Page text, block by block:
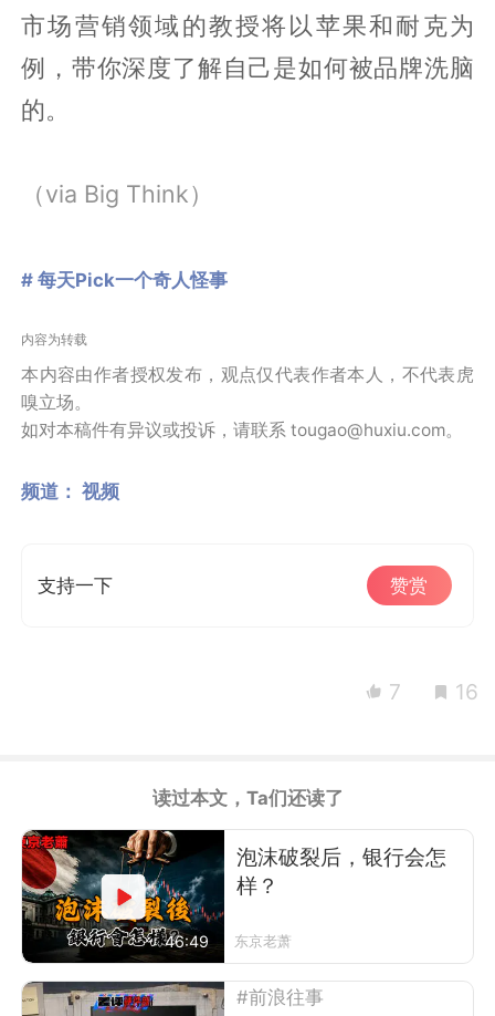
市场营销领域的教授将以苹果和耐克为
例，带你深度了解自己是如何被品牌洗脑
的。
（via Big Think）
# 每天Pick一个奇人怪事
内容为转载
本内容由作者授权发布，观点仅代表作者本人，不代表虎
嗅立场。
如对本稿件有异议或投诉，请联系 tougao@huxiu.com。
频道： 视频
支持一下 赞赏
7 16
读过本文，Ta们还读了
46:49
泡沫破裂后，银行会怎
样？
东京老萧
#前浪往事